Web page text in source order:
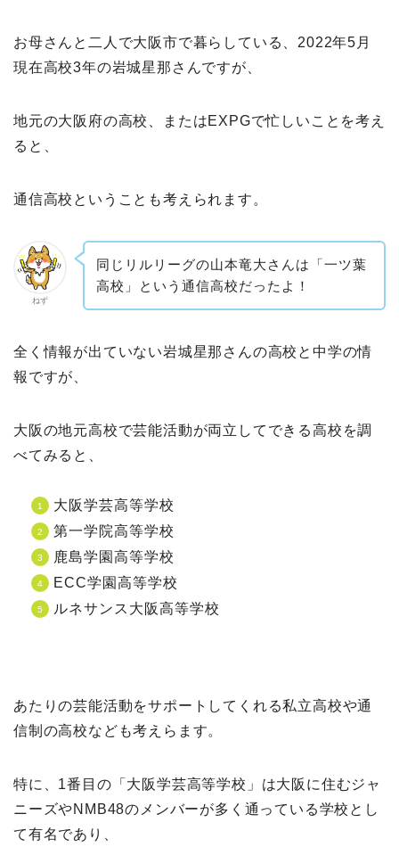
お母さんと二人で大阪市で暮らしている、2022年5月
現在高校3年の岩城星那さんですが、
地元の大阪府の高校、またはEXPGで忙しいことを考え
ると、
通信高校ということも考えられます。
ねず
同じリルリーグの山本竜大さんは「一ツ葉
高校」という通信高校だったよ！
全く情報が出ていない岩城星那さんの高校と中学の情
報ですが、
大阪の地元高校で芸能活動が両立してできる高校を調
べてみると、
大阪学芸高等学校
第一学院高等学校
鹿島学園高等学校
ECC学園高等学校
ルネサンス大阪高等学校
あたりの芸能活動をサポートしてくれる私立高校や通
信制の高校なども考えらます。
特に、1番目の「大阪学芸高等学校」は大阪に住むジャ
ニーズやNMB48のメンバーが多く通っている学校とし
て有名であり、